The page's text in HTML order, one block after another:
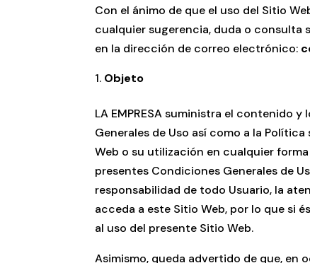
Con el ánimo de que el uso del Sitio
cualquier sugerencia, duda o consulta
en la dirección de correo electrónico:
Objeto
LA EMPRESA suministra el contenido
Generales de Uso así como a la
Web o su utilización en cualquier
presentes Condiciones Generales de
responsabilidad de todo Usuario, la
acceda a este Sitio Web, por lo que si
al uso del presente Sitio Web.
Asimismo, queda advertido de que, en